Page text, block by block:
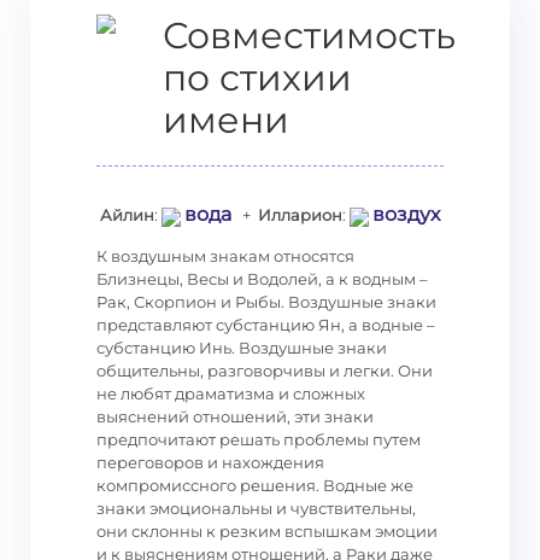
Совместимость
по стихии
имени
Айлин: вода + Илларион: воздух
К воздушным знакам относятся
Близнецы, Весы и Водолей, а к водным –
Рак, Скорпион и Рыбы. Воздушные знаки
представляют субстанцию Ян, а водные –
субстанцию Инь. Воздушные знаки
общительны, разговорчивы и легки. Они
не любят драматизма и сложных
выяснений отношений, эти знаки
предпочитают решать проблемы путем
переговоров и нахождения
компромиссного решения. Водные же
знаки эмоциональны и чувствительны,
они склонны к резким вспышкам эмоции
и к выяснениям отношений, а Раки даже